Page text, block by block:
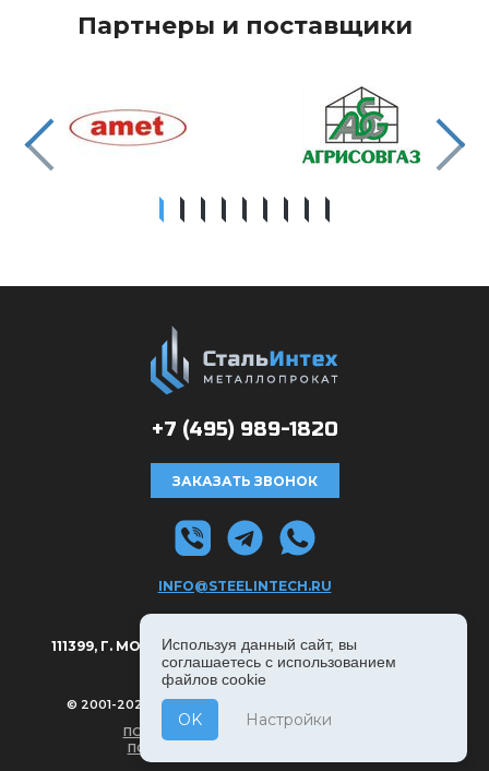
Партнеры и поставщики
+7 (495)989-1820
ЗАКАЗАТЬ ЗВОНОК
INFO@STEELINTECH.RU
111399, Г. МОСКВА, РЯЗАНСКИЙ ПРОСПЕКТ Д. 8А, С. 1.
© 2001-2026, СТАЛЬИНТЕХ — ВСЕ ПРАВА ЗАЩИЩЕНЫ
ПОЛИТИКА КОНФИДЕНЦИАЛЬНОСТИ
ПОЛЬЗОВАТЕЛЬСКОЕ СОГЛАШЕНИЕ
Используя данный сайт, вы
соглашаетесь с использованием
файлов cookie
OK Настройки